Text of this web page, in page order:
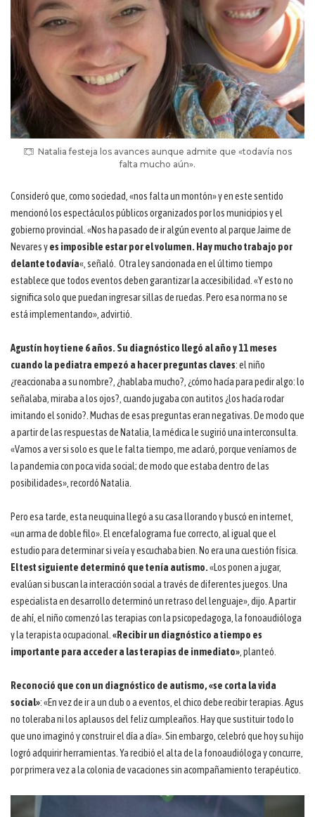
Natalia festeja los avances aunque admite que «todavía nos
falta mucho aún».
Consideró que, como sociedad, «nos falta un montón» y en este sentido
mencionó los espectáculos públicos organizados por los municipios y el
gobierno provincial. «Nos ha pasado de ir algún evento al parque Jaime de
Nevares yes imposible estar por el volumen. Hay mucho trabajo por
delante todavía«, señaló. Otra ley sancionada en el último tiempo
establece que todos eventos deben garantizar la accesibilidad. «Y esto no
significa solo que puedan ingresar sillas de ruedas. Pero esa norma no se
está implementando», advirtió.
Agustín hoy tiene 6 años. Su diagnóstico llegó al año y 11 meses
cuando la pediatra empezó a hacer preguntas claves: el niño
¿reaccionaba a su nombre?, ¿hablaba mucho?, ¿cómo hacía para pedir algo: lo
señalaba, miraba a los ojos?, cuando jugaba con autitos ¿los hacía rodar
imitando el sonido?. Muchas de esas preguntas eran negativas. De modo que
a partir de las respuestas de Natalia, la médica le sugirió una interconsulta.
«Vamos a ver si solo es que le falta tiempo, me aclaró, porque veníamos de
la pandemia con poca vida social; de modo que estaba dentro de las
posibilidades», recordó Natalia.
Pero esa tarde, esta neuquina llegó a su casa llorando y buscó en internet,
«un arma de doble filo». El encefalograma fue correcto, al igual que el
estudio para determinar si veía y escuchaba bien. No era una cuestión física.
El test siguiente determinó que tenía autismo.«Los ponen a jugar,
evalúan si buscan la interacción social a través de diferentes juegos. Una
especialista en desarrollo determinó un retraso del lenguaje», dijo. A partir
de ahí, el niño comenzó las terapias con la psicopedagoga, la fonoaudióloga
y la terapista ocupacional. «Recibir un diagnóstico a tiempo es
importante para acceder a las terapias de inmediato» , planteó.
Reconoció que con un diagnóstico de autismo, «se corta la vida
social»: «En vez de ir a un club o a eventos, el chico debe recibir terapias. Agus
no toleraba ni los aplausos del feliz cumpleaños. Hay que sustituir todo lo
que uno imaginó y construir el día a día». Sin embargo, celebró que hoy su hijo
logró adquirir herramientas. Ya recibió el alta de la fonoaudióloga y concurre,
por primera vez a la colonia de vacaciones sin acompañamiento terapéutico.